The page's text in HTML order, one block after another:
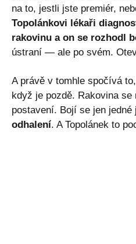
na to, jestli jste premiér,
Topolánkovi lékaři
rakovinu a on se rozhodl
ústraní — ale po svém.
A právě v tomhle spočívá
když je pozdě. Rakovina se
postavení. Bojí se jen
odhalení. A Topolánek to